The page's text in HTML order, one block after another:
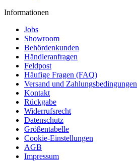
Informationen
Jobs
Showroom
Behördenkunden
Händleranfragen
Feldpost
Häufige Fragen (FAQ)
Versand und Zahlungsbedingungen
Kontakt
Rückgabe
Widerrufsrecht
Datenschutz
Größentabelle
Cookie-Einstellungen
AGB
Impressum